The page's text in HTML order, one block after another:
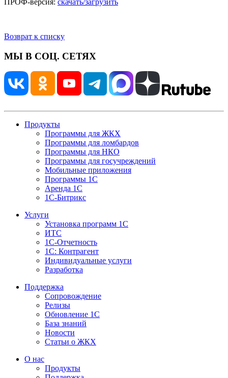
ПРОФ-версия: скачать/загрузить
Возврат к списку
МЫ В СОЦ. СЕТЯХ
Продукты
Программы для ЖКХ
Программы для ломбардов
Программы для НКО
Программы для госучреждений
Мобильные приложения
Программы 1С
Аренда 1С
1С-Битрикс
Услуги
Установка программ 1С
ИТС
1С-Отчетность
1С: Контрагент
Индивидуальные услуги
Разработка
Поддержка
Сопровождение
Релизы
Обновление 1С
База знаний
Новости
Статьи о ЖКХ
О нас
Продукты